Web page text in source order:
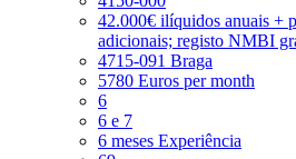
42.000€ ilíquidos anuais +
adicionais; registo NMBI
4715-091 Braga
5780 Euros per month
6
6 e 7
6 meses Experiência